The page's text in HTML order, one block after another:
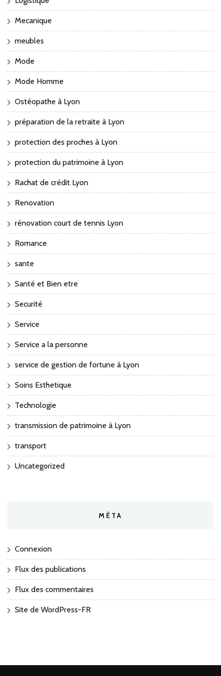
Mecanique
meubles
Mode
Mode Homme
Ostéopathe à Lyon
préparation de la retraite à Lyon
protection des proches à Lyon
protection du patrimoine à Lyon
Rachat de crédit Lyon
Renovation
rénovation court de tennis Lyon
Romance
sante
Santé et Bien etre
Securité
Service
Service a la personne
service de gestion de fortune à Lyon
Soins Esthetique
Technologie
transmission de patrimoine à Lyon
transport
Uncategorized
MÉTA
Connexion
Flux des publications
Flux des commentaires
Site de WordPress-FR